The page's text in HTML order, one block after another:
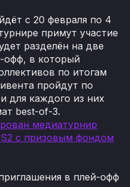
с 20 февраля по 4
примут участие
разделён на две
офф, в который
по итогам
пройдут по
для каждого из них
best-of-3.
медиатурнир
с призовым фондом
в плей-офф